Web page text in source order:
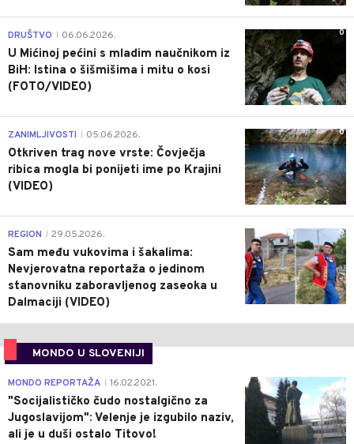
0
DRUŠTVO 06.06.2026.
U Mićinoj pećini s mladim naučnikom iz
BiH: Istina o šišmišima i mitu o kosi
(FOTO/VIDEO)
0
ZANIMLJIVOSTI 05.06.2026.
Otkriven trag nove vrste: Čovječja
ribica mogla bi ponijeti ime po Krajini
(VIDEO)
0
REGION 29.05.2026.
Sam među vukovima i šakalima:
Nevjerovatna reportaža o jedinom
stanovniku zaboravljenog zaseoka u
Dalmaciji (VIDEO)
MONDO U SLOVENIJI
4
MONDO REPORTAŽA 16.02.2021.
"Socijalističko čudo nostalgično za
Jugoslavijom": Velenje je izgubilo naziv,
ali je u duši ostalo Titovo!